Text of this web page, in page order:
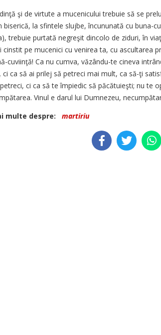
şi de virtute a mucenicului trebuie să se
biserică, la sfintele slujbe, încununată cu buna-
trebuie purtată negreşit dincolo de ziduri, în
cinstit pe mucenici cu venirea ta, cu ascultarea
cuviinţă! Ca nu cumva, văzându-te cineva
ci ca să ai prilej să petreci mai mult, ca să-ţi
ci ca să te împiedic să păcătuieşti; nu te
Vinul e darul lui Dumnezeu,
multe despre:
martiriu